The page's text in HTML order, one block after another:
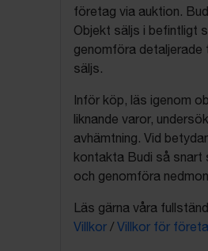
företag via auktion.
Objekt säljs i befintligt
genomföra detaljerade
säljs.
Inför köp, läs igenom
liknande varor,
avhämtning. Vid
kontakta Budi så snart
och genomföra
Läs gärna våra
Villkor / Villkor för